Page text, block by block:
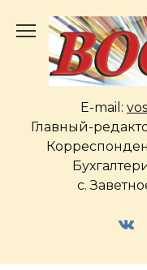
содержанию
E-mail:
Главный-
с.